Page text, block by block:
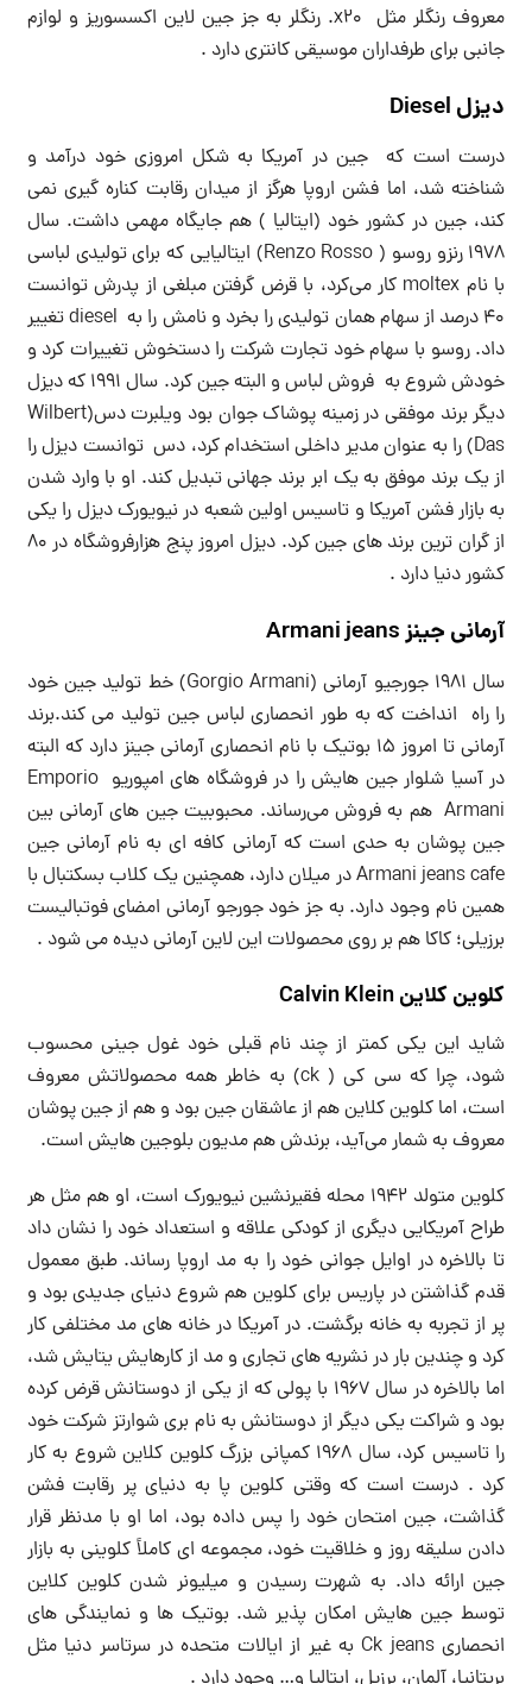
معروف رنگلر مثل x20. رنگلر به جز جین لاین اکسسوریز و لوازم
جانبی برای طرفداران موسیقی کانتری دارد .
دیزل Diesel
درست است که جین در آمریکا به شکل امروزی خود درآمد و
شناخته شد، اما فشن اروپا هرگز از میدان رقابت کناره گیری نمی
کند، جین در کشور خود (ایتالیا ) هم جایگاه مهمی داشت. سال
۱۹۷۸ رنزو روسو ( Renzo Rosso) ایتالیایی که برای تولیدی لباسی
با نام moltex کار می‌کرد، با قرض گرفتن مبلغی از پدرش توانست
۴۰ درصد از سهام همان تولیدی را بخرد و نامش را به diesel تغییر
داد. روسو با سهام خود تجارت شرکت را دستخوش تغییرات کرد و
خودش شروع به فروش لباس و البته جین کرد. سال ۱۹۹۱ که دیزل
دیگر برند موفقی در زمینه پوشاک جوان بود ویلبرت دس(Wilbert
Das) را به عنوان مدیر داخلی استخدام کرد، دس توانست دیزل را
از یک برند موفق به یک ابر برند جهانی تبدیل کند. او با وارد شدن
به بازار فشن آمریکا و تاسیس اولین شعبه در نیویورک دیزل را یکی
از گران ترین برند های جین کرد. دیزل امروز پنج هزارفروشگاه در ۸۰
کشور دنیا دارد .
آرمانی جینز Armani jeans
سال ۱۹۸۱ جورجیو آرمانی (Gorgio Armani) خط تولید جین خود
را راه انداخت که به طور انحصاری لباس جین تولید می کند.برند
آرمانی تا امروز ۱۵ بوتیک با نام انحصاری آرمانی جینز دارد که البته
در آسیا شلوار جین هایش را در فروشگاه های امپوریو Emporio
Armani هم به فروش می‌رساند. محبوبیت جین های آرمانی بین
جین پوشان به حدی است که آرمانی کافه ای به نام آرمانی جین
Armani jeans cafe در میلان دارد، همچنین یک کلاب بسکتبال با
همین نام وجود دارد. به جز خود جورجو آرمانی امضای فوتبالیست
برزیلی؛ کاکا هم بر روی محصولات این لاین آرمانی دیده می شود .
کلوین کلاین Calvin Klein
شاید این یکی کمتر از چند نام قبلی خود غول جینی محسوب
شود، چرا که سی کی ( ck) به خاطر همه محصولاتش معروف
است، اما کلوین کلاین هم از عاشقان جین بود و هم از جین پوشان
معروف به شمار می‌آید، برندش هم مدیون بلوجین هایش است.
کلوین متولد ۱۹۴۲ محله فقیرنشین نیویورک است، او هم مثل هر
طراح آمریکایی دیگری از کودکی علاقه و استعداد خود را نشان داد
تا بالاخره در اوایل جوانی خود را به مد اروپا رساند. طبق معمول
قدم گذاشتن در پاریس برای کلوین هم شروع دنیای جدیدی بود و
پر از تجربه به خانه برگشت. در آمریکا در خانه های مد مختلفی کار
کرد و چندین بار در نشریه های تجاری و مد از کارهایش یتایش شد،
اما بالاخره در سال ۱۹۶۷ با پولی که از یکی از دوستانش قرض کرده
بود و شراکت یکی دیگر از دوستانش به نام بری شوارتز شرکت خود
را تاسیس کرد، سال ۱۹۶۸ کمپانی بزرگ کلوین کلاین شروع به کار
کرد . درست است که وقتی کلوین پا به دنیای پر رقابت فشن
گذاشت، جین امتحان خود را پس داده بود، اما او با مدنظر قرار
دادن سلیقه روز و خلاقیت خود، مجموعه ای کاملاً کلوینی به بازار
جین ارائه داد. به شهرت رسیدن و میلیونر شدن کلوین کلاین
توسط جین هایش امکان پذیر شد. بوتیک ها و نمایندگی های
انحصاری Ck jeans به غیر از ایالات متحده در سرتاسر دنیا مثل